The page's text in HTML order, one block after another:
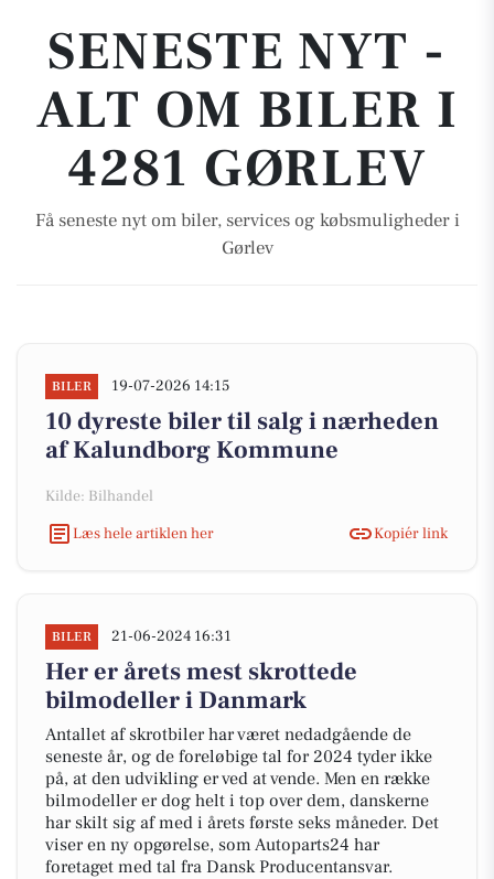
SENESTE NYT -
ALT OM BILER I
4281 GØRLEV
Få seneste nyt om biler, services og købsmuligheder i
Gørlev
BILER 19-07-2026 14:15
10 dyreste biler til salg i nærheden
af Kalundborg Kommune
Kilde: Bilhandel
Læs hele artiklen her
Kopiér link
BILER 21-06-2024 16:31
Her er årets mest skrottede
bilmodeller i Danmark
Antallet af skrotbiler har været nedadgående de
seneste år, og de foreløbige tal for 2024 tyder ikke
på, at den udvikling er ved at vende. Men en række
bilmodeller er dog helt i top over dem, danskerne
har skilt sig af med i årets første seks måneder. Det
viser en ny opgørelse, som Autoparts24 har
foretaget med tal fra Dansk Producentansvar.